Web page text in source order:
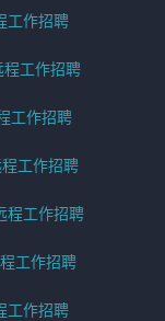
工作招聘
工作招聘
工作招聘
工作招聘
程工作招聘
工作招聘
工作招聘